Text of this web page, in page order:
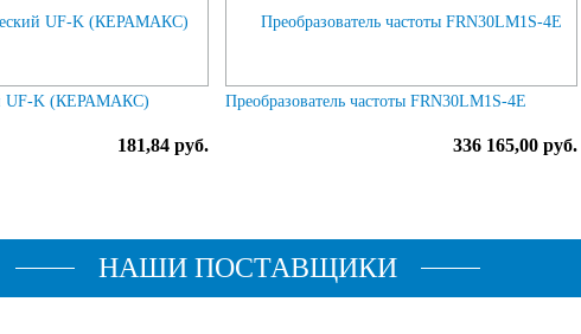
UF-K (КЕРАМАКС)
181,84 руб.
Преобразователь частоты FRN30LM1S-4E
336 165,00 руб.
НАШИ ПОСТАВЩИКИ